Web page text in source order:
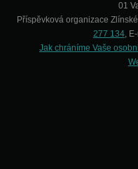
01
Příspěvková organizace
277 134,
Jak chráníme Vaše